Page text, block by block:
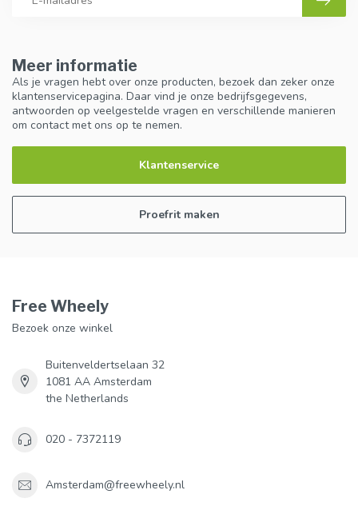
Meer informatie
Als je vragen hebt over onze producten, bezoek dan zeker onze
klantenservicepagina. Daar vind je onze bedrijfsgegevens,
antwoorden op veelgestelde vragen en verschillende manieren
om contact met ons op te nemen.
Klantenservice
Proefrit maken
Free Wheely
Bezoek onze winkel
Buitenveldertselaan 32
1081 AA Amsterdam
the Netherlands
020 - 7372119
Amsterdam@freewheely.nl